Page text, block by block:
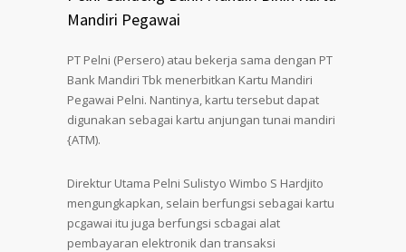
Mandiri Pegawai
PT Pelni (Persero) atau bekerja sama dengan PT
Bank Mandiri Tbk menerbitkan Kartu Mandiri
Pegawai Pelni. Nantinya, kartu tersebut dapat
digunakan sebagai kartu anjungan tunai mandiri
{ATM).
Direktur Utama Pelni Sulistyo Wimbo S Hardjito
mengungkapkan, selain berfungsi sebagai kartu
pcgawai itu juga berfungsi scbagai alat
pembayaran elektronik dan transaksi